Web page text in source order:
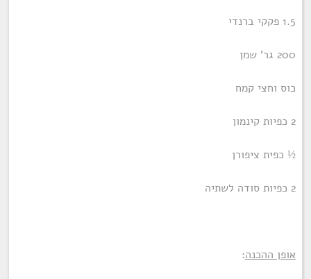
1.5 פקקי ברנדי
200 גר' שמן
כוס וחצי קמח
2 כפיות קינמון
½ כפית ציפורן
2 כפיות סודה לשתיה
אופן ההכנה: